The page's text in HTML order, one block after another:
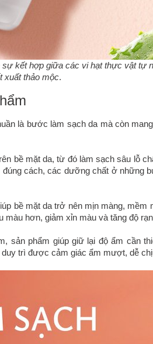
kết hợp giữa các vi hạt thực vật tự
xuất thảo mộc.
là bước làm sạch da mà còn
bề mặt da, từ đó làm sạch sâu lỗ
cách, các dưỡng chất ở những
bề mặt da trở nên mịn màng,
màu hơn, giảm xỉn màu và tăng độ
sản phẩm giúp giữ lại độ ẩm cần
trì được cảm giác ẩm mượt, dễ